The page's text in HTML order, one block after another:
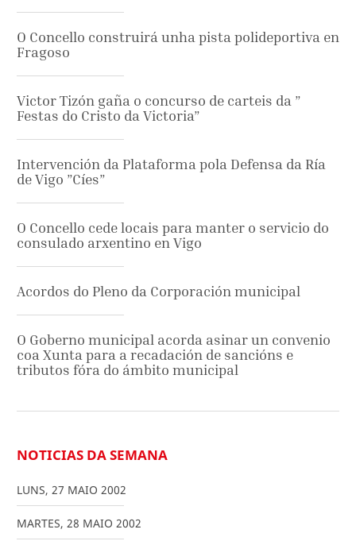
O Concello construirá unha pista polideportiva en
Fragoso
Victor Tizón gaña o concurso de carteis da ”
Festas do Cristo da Victoria”
Intervención da Plataforma pola Defensa da Ría
de Vigo ”Cíes”
O Concello cede locais para manter o servicio do
consulado arxentino en Vigo
Acordos do Pleno da Corporación municipal
O Goberno municipal acorda asinar un convenio
coa Xunta para a recadación de sancións e
tributos fóra do ámbito municipal
NOTICIAS DA SEMANA
LUNS, 27 MAIO 2002
MARTES, 28 MAIO 2002